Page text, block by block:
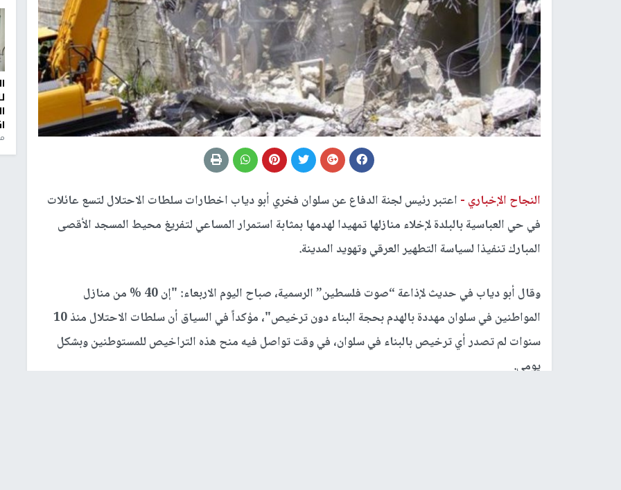
النجاح الإخباري - اعتبر رئيس لجنة الدفاع عن سلوان فخري أبو دياب اخطارات سلطات الاحتلال لتسع عائلات
في حي العباسية بالبلدة لإخلاء منازلها تمهيدا لهدمها بمثابة استمرار المساعي لتفريغ محيط المسجد الأقصى
المبارك تنفيذا لسياسة التطهير العرقي وتهويد المدينة.
وقال أبو دياب في حديث لإذاعة “صوت فلسطين” الرسمية، صباح اليوم الاربعاء: "إن 40 % من منازل
المواطنين في سلوان مهددة بالهدم بحجة البناء دون ترخيص"، مؤكداً في السياق أن سلطات الاحتلال منذ 10
سنوات لم تصدر أي ترخيص بالبناء في سلوان، في وقت تواصل فيه منح هذه التراخيص للمستوطنين وبشكل
يومي.